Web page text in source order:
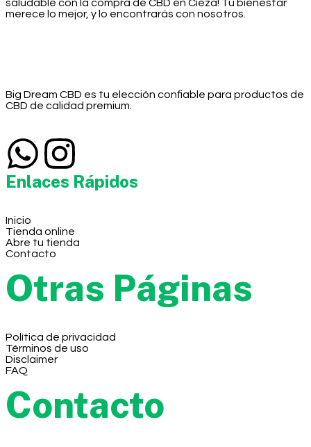
saludable con la compra de CBD en Cieza! Tu bienestar
merece lo mejor, y lo encontrarás con nosotros.
Big Dream CBD es tu elección confiable para productos de
CBD de calidad premium.
Enlaces Rápidos
Inicio
Tienda online
Abre tu tienda
Contacto
Otras Páginas
Política de privacidad
Términos de uso
Disclaimer
FAQ
Contacto